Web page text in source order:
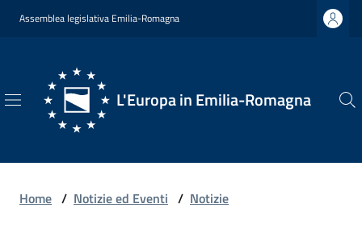
Vai al contenuto
Vai alla navigazione
Vai al footer
Assemblea legislativa Emilia-Romagna
L'Europa in Emilia-Romagna
L'Europa
Romagna
Home / Notizie ed Eventi / Notizie